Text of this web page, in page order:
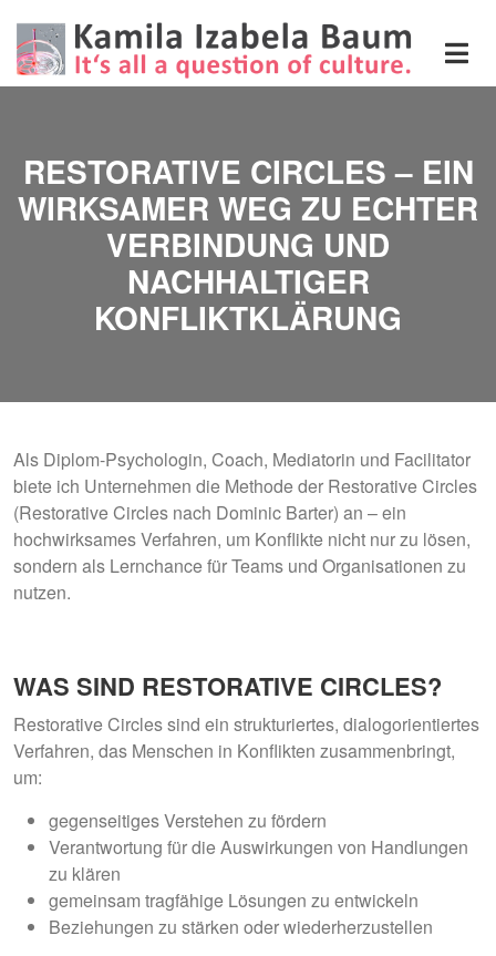
RESTORATIVE CIRCLES – EIN
WIRKSAMER WEG ZU ECHTER
VERBINDUNG UND
NACHHALTIGER
KONFLIKTKLÄRUNG
Als Diplom-Psychologin, Coach, Mediatorin und Facilitator
biete ich Unternehmen die Methode der Restorative Circles
(Restorative Circles nach Dominic Barter) an – ein
hochwirksames Verfahren, um Konflikte nicht nur zu lösen,
sondern als Lernchance für Teams und Organisationen zu
nutzen.
WAS SIND RESTORATIVE CIRCLES?
Restorative Circles sind ein strukturiertes, dialogorientiertes
Verfahren, das Menschen in Konflikten zusammenbringt,
um:
gegenseitiges Verstehen zu fördern
Verantwortung für die Auswirkungen von Handlungen
zu klären
gemeinsam tragfähige Lösungen zu entwickeln
Beziehungen zu stärken oder wiederherzustellen